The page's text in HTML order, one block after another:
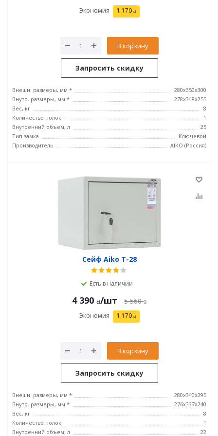
Экономия 1 170
В корзину
Запросить скидку
Внешн. размеры, мм *
280x350x300
Внутр. размеры, мм *
278x348x255
Вес, кг
8
Количество полок
1
Внутренний объем, л
25
Тип замка
Ключевой
Производитель
AIKO (Россия)
Сейф Aiko T-28
Есть в наличии
4 390 /шт 5 560
Экономия 1 170
В корзину
Запросить скидку
Внешн. размеры, мм *
280x340x295
Внутр. размеры, мм *
276x337x240
Вес, кг
8
Количество полок
1
Внутренний объем, л
22